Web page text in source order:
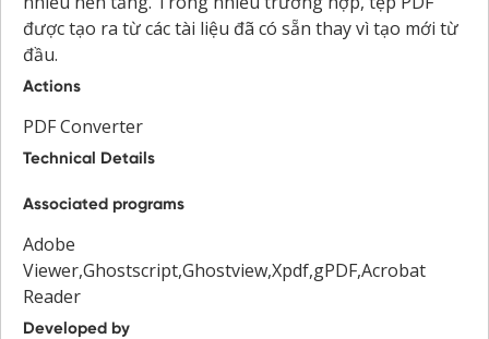
được tạo ra từ các tài liệu đã có sẵn thay vì tạo mới từ
đầu.
Actions
PDF Converter
Technical Details
Associated programs
Adobe
Viewer,Ghostscript,Ghostview,Xpdf,gPDF,Acrobat
Reader
Developed by